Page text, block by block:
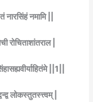
नमामि ||
रोचिताशांतराल |
||1||
लोकस्तुतस्त्त्वम् |